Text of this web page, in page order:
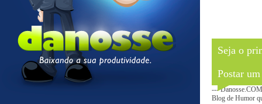
Seja o
Postar
---
Blog de Humor